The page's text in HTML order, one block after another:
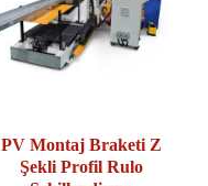
PV Montaj Braketi Z
Şekli Profil Rulo